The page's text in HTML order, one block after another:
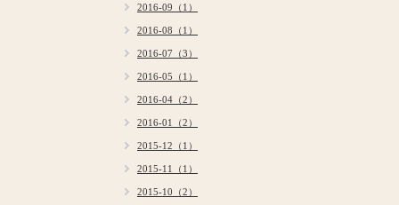
2016-09（1）
2016-08（1）
2016-07（3）
2016-05（1）
2016-04（2）
2016-01（2）
2015-12（1）
2015-11（1）
2015-10（2）